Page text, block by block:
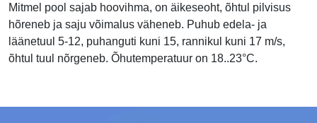
Mitmel pool sajab hoovihma, on äikeseoht, õhtul pilvisus
hõreneb ja saju võimalus väheneb. Puhub edela- ja
läänetuul 5-12, puhanguti kuni 15, rannikul kuni 17 m/s,
õhtul tuul nõrgeneb. Õhutemperatuur on 18..23°C.